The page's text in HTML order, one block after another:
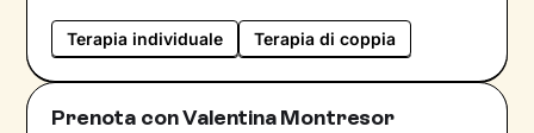
Terapia individuale Terapia di coppia
Prenota con Valentina Montresor